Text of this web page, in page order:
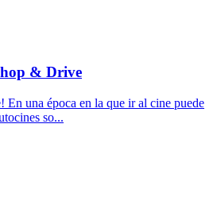
& Drive
En una época en la que ir al cine puede
so...